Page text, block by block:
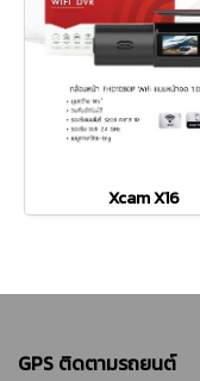
Xcam X16
GPS ติดตามรถยนต์